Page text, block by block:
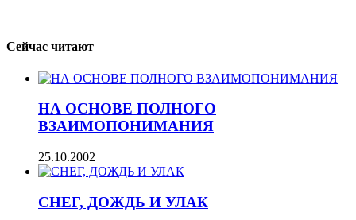
Сейчас читают
НА ОСНОВЕ ПОЛНОГО
ВЗАИМОПОНИМАНИЯ
25.10.2002
СНЕГ, ДОЖДЬ И УЛАК